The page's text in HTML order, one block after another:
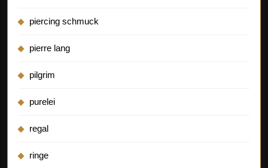
piercing schmuck
pierre lang
pilgrim
purelei
regal
ringe